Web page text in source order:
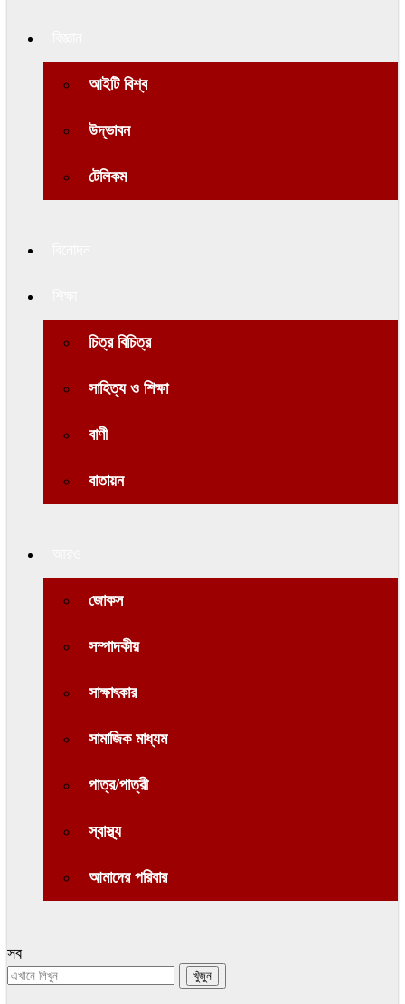
আইটি বিশ্ব
উদ্ভাবন
টেলিকম
চিত্র বিচিত্র
সাহিত্য ও শিক্ষা
বাণী
বাতায়ন
জোকস
সম্পাদকীয়
সাক্ষাৎকার
সামাজিক মাধ্যম
পাত্র/পাত্রী
স্বাস্থ্য
আমাদের পরিবার
সব